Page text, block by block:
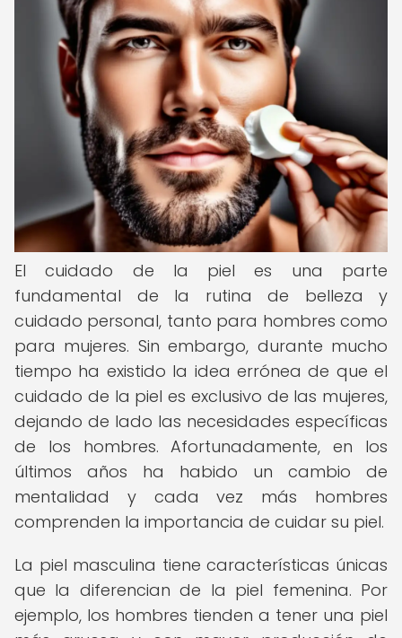
El cuidado de la piel es una parte
fundamental de la rutina de belleza y
cuidado personal, tanto para hombres como
para mujeres. Sin embargo, durante mucho
tiempo ha existido la idea errónea de que el
cuidado de la piel es exclusivo de las mujeres,
dejando de lado las necesidades específicas
de los hombres. Afortunadamente, en los
últimos años ha habido un cambio de
mentalidad y cada vez más hombres
comprenden la importancia de cuidar su piel.
La piel masculina tiene características únicas
que la diferencian de la piel femenina. Por
ejemplo, los hombres tienden a tener una piel